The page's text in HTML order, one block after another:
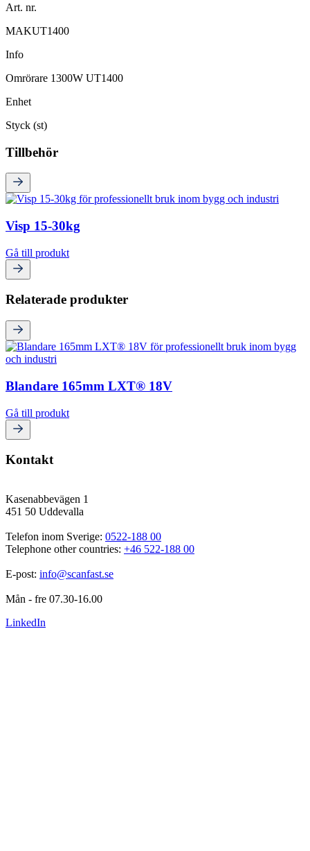
Art. nr.
MAKUT1400
Info
Omrörare 1300W UT1400
Enhet
Styck (st)
Tillbehör
Visp 15-30kg
Gå till produkt
Relaterade produkter
Blandare 165mm LXT® 18V
Gå till produkt
Kontakt
Kasenabbevägen 1
451 50 Uddevalla
Telefon inom Sverige: 0522-188 00
Telephone other countries: +46 522-188 00
E-post: info@scanfast.se
Mån - fre 07.30-16.00
LinkedIn